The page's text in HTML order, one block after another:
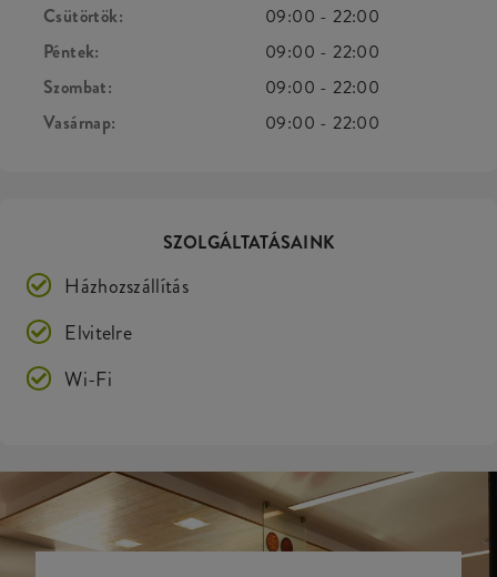
Csütörtök:
09:00 -22:00
Péntek:
09:00 -22:00
Szombat:
09:00 -22:00
Vasárnap:
09:00 -22:00
SZOLGÁLTATÁSAINK
Házhozszállítás
Elvitelre
Wi-Fi